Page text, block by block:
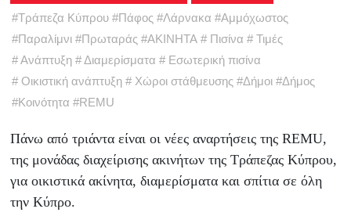
#Τράπεζα Κύπρου #Πάφος #Λάρνακα #Αμμόχωστος
#Παραλίμνι #Πρωταράς #ΑΚΙΝΗΤΑ # Πισίνα # Τιμές
#Ανάπτυξη #Διαμερίσματα # Εσωτερική πισίνα
# Οικιστική ανάπτυξη # Χώροι στάθμευσης #Δήμοι #Δήμος
#Κοινότητα #REMU
Πάνω από τριάντα είναι οι νέες αναρτήσεις της REMU,
της μονάδας διαχείρισης ακινήτων της Τράπεζας Κύπρου,
για οικιστικά ακίνητα, διαμερίσματα και σπίτια σε όλη
την Κύπρο.